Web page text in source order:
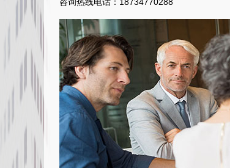
咨询热线电话：18734770288